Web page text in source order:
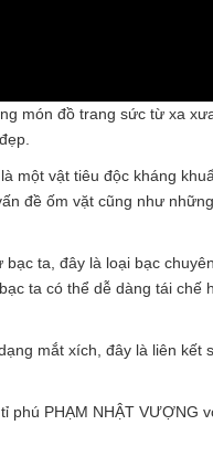
món đồ trang sức từ xa
một vật tiêu độc kháng
đề ốm vặt cũng như
ta, đây là loại bạc
ta có thể dễ dàng tái chế
mắt xích, đây là liên
phú PHẠM NHẬT VƯỢNG